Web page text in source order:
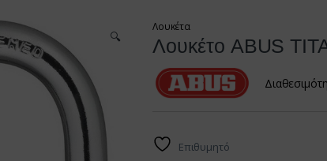
🔍
Λουκέτα
Λουκέτο ABUS
Επιθυμητό